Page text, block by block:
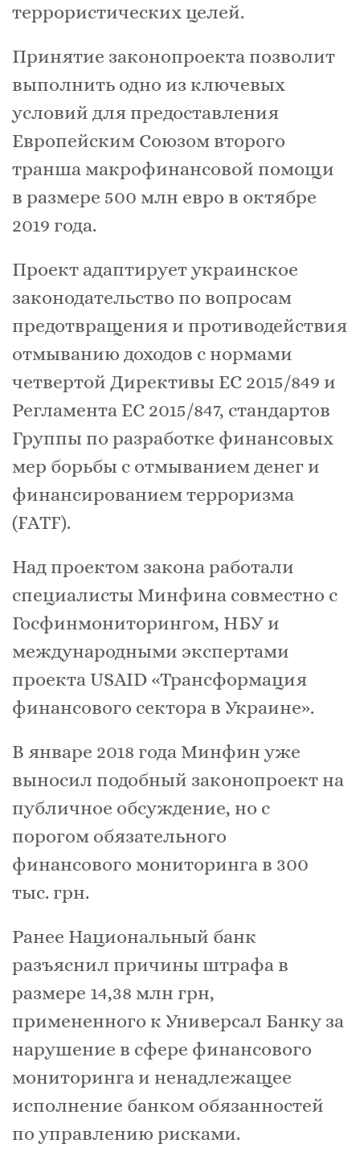
террористических целей.
Принятие законопроекта позволит
выполнить одно из ключевых
условий для предоставления
Европейским Союзом второго
транша макрофинансовой помощи
в размере 500 млн евро в октябре
2019 года.
Проект адаптирует украинское
законодательство по вопросам
предотвращения и противодействия
отмыванию доходов с нормами
четвертой Директивы ЕС 2015/849 и
Регламента ЕС 2015/847, стандартов
Группы по разработке финансовых
мер борьбы с отмыванием денег и
финансированием терроризма
(FATF).
Над проектом закона работали
специалисты Минфина совместно с
Госфинмониторингом, НБУ и
международными экспертами
проекта USAID «Трансформация
финансового сектора в Украине».
В январе 2018 года Минфин уже
выносил подобный законопроект на
публичное обсуждение, но с
порогом обязательного
финансового мониторинга в 300
тыс. грн.
Ранее Национальный банк
разъяснил причины штрафа в
размере 14,38 млн грн,
примененного к Универсал Банку за
нарушение в сфере финансового
мониторинга и ненадлежащее
исполнение банком обязанностей
по управлению рисками.